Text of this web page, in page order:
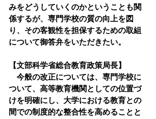
みをどうしていくのかということも関
係するが、専門学校の質の向上を図
り、その客観性を担保するための取組
について御答弁をいただきたい。
【文部科学省総合教育政策局長】
今般の改正については、専門学校に
ついて、高等教育機関としての位置づ
けを明確にし、大学における教育との
間での制度的な整合性を高めることと